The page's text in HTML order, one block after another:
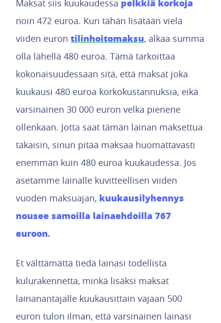
Maksat siis kuukaudessa pelkkiä korkoja
noin 472 euroa. Kun tähän lisätään vielä
viiden euron tilinhoitomaksu, alkaa summa
olla lähellä 480 euroa. Tämä tarkoittaa
kokonaisuudessaan sitä, että maksat joka
kuukausi 480 euroa korkokustannuksia, eikä
varsinainen 30 000 euron velka pienene
ollenkaan. Jotta saat tämän lainan maksettua
takaisin, sinun pitää maksaa huomattavasti
enemmän kuin 480 euroa kuukaudessa. Jos
asetamme lainalle kuvitteellisen viiden
vuoden maksuajan, kuukausilyhennys
nousee samoilla lainaehdoilla 767
euroon.
Et välttämättä tiedä lainasi todellista
kulurakennetta, minkä lisäksi maksat
lainanantajalle kuukausittain vajaan 500
euron tulon ilman, että varsinainen lainasi